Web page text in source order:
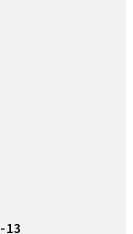
13